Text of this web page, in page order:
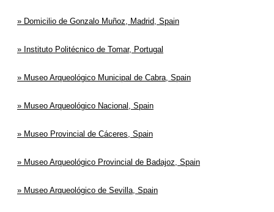
Domicilio de Gonzalo Muñoz, Madrid, Spain
Instituto Politécnico de Tomar, Portugal
Museo Arqueológico Municipal de Cabra, Spain
Museo Arqueológico Nacional, Spain
Museo Provincial de Cáceres, Spain
Museo Arqueológico Provincial de Badajoz, Spain
Museo Arqueológico de Sevilla, Spain